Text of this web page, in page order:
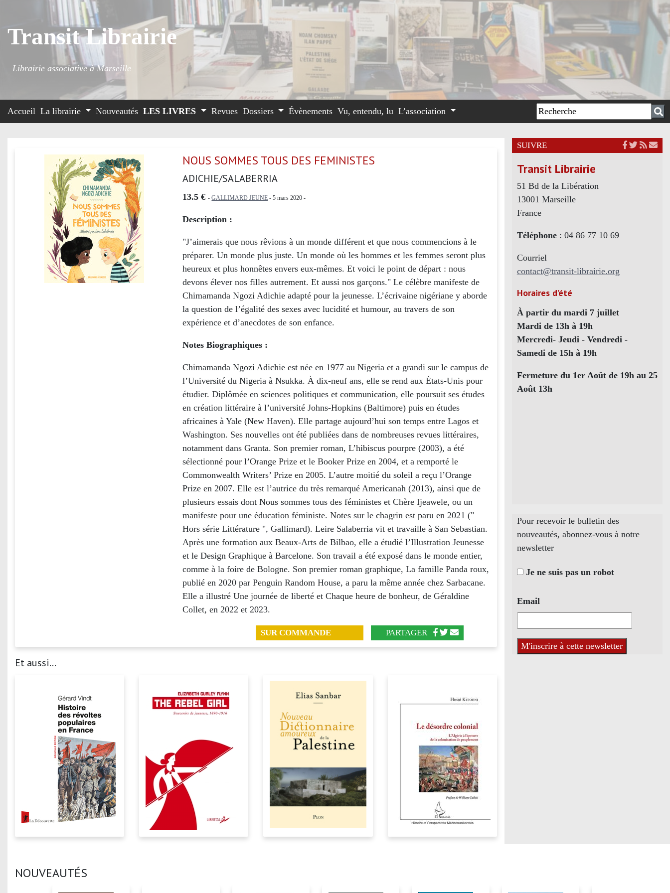
Transit Librairie
Librairie associative à Marseille
Accueil La librairie Nouveautés LES LIVRES Revues Dossiers Évènements Vu, entendu, lu L’association
NOUS SOMMES TOUS DES FEMINISTES
ADICHIE/SALABERRIA
13.5 € -GALLIMARD JEUNE - 5 mars 2020 -
Description :
"J’aimerais que nous rêvions à un monde différent et que nous commencions à le
préparer. Un monde plus juste. Un monde où les hommes et les femmes seront plus
heureux et plus honnêtes envers eux-mêmes. Et voici le point de départ : nous
devons élever nos filles autrement. Et aussi nos garçons." Le célèbre manifeste de
Chimamanda Ngozi Adichie adapté pour la jeunesse. L’écrivaine nigériane y aborde
la question de l’égalité des sexes avec lucidité et humour, au travers de son
expérience et d’anecdotes de son enfance.
Notes Biographiques :
Chimamanda Ngozi Adichie est née en 1977 au Nigeria et a grandi sur le campus de
l’Université du Nigeria à Nsukka. À dix-neuf ans, elle se rend aux États-Unis pour
étudier. Diplômée en sciences politiques et communication, elle poursuit ses études
en création littéraire à l’université Johns-Hopkins (Baltimore) puis en études
africaines à Yale (New Haven). Elle partage aujourd’hui son temps entre Lagos et
Washington. Ses nouvelles ont été publiées dans de nombreuses revues littéraires,
notamment dans Granta. Son premier roman, L’hibiscus pourpre (2003), a été
sélectionné pour l’Orange Prize et le Booker Prize en 2004, et a remporté le
Commonwealth Writers’ Prize en 2005. L’autre moitié du soleil a reçu l’Orange
Prize en 2007. Elle est l’autrice du très remarqué Americanah (2013), ainsi que de
plusieurs essais dont Nous sommes tous des féministes et Chère Ijeawele, ou un
manifeste pour une éducation féministe. Notes sur le chagrin est paru en 2021 ("
Hors série Littérature ", Gallimard). Leire Salaberria vit et travaille à San Sebastian.
Après une formation aux Beaux-Arts de Bilbao, elle a étudié l’Illustration Jeunesse
et le Design Graphique à Barcelone. Son travail a été exposé dans le monde entier,
comme à la foire de Bologne. Son premier roman graphique, La famille Panda roux,
publié en 2020 par Penguin Random House, a paru la même année chez Sarbacane.
Elle a illustré Une journée de liberté et Chaque heure de bonheur, de Géraldine
Collet, en 2022 et 2023.
SUR COMMANDE PARTAGER
Et aussi...
SUIVRE
Transit Librairie
51 Bd de la Libération
13001 Marseille
France
Téléphone: 04 86 77 10 69
Courriel
contact@transit-librairie.org
Horaires d’été
À partir du mardi 7 juillet
Mardi de 13h à 19h
Mercredi- Jeudi - Vendredi -
Samedi de 15h à 19h
Fermeture du 1er Août de 19h au 25
Août 13h
Pour recevoir le bulletin des
nouveautés, abonnez-vous à notre
newsletter
Je ne suis pas un robot
Email
NOUVEAUTÉS